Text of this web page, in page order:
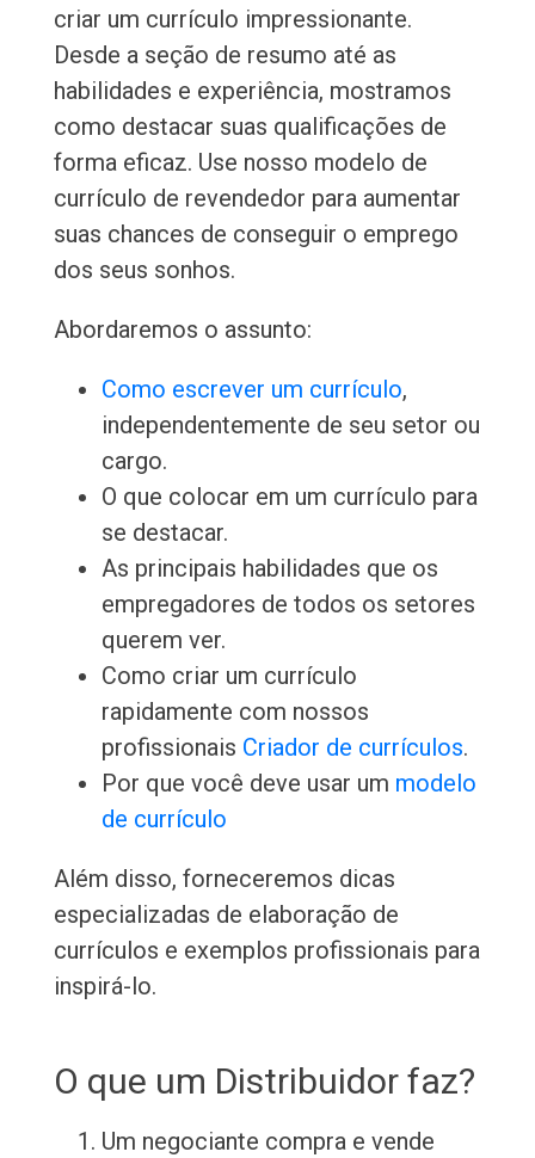
criar um currículo impressionante.
Desde a seção de resumo até as
habilidades e experiência, mostramos
como destacar suas qualificações de
forma eficaz. Use nosso modelo de
currículo de revendedor para aumentar
suas chances de conseguir o emprego
dos seus sonhos.
Abordaremos o assunto:
Como escrever um currículo,
independentemente de seu setor ou
cargo.
O que colocar em um currículo para
se destacar.
As principais habilidades que os
empregadores de todos os setores
querem ver.
Como criar um currículo
rapidamente com nossos
profissionais Criador de currículos.
Por que você deve usar um modelo
de currículo
Além disso, forneceremos dicas
especializadas de elaboração de
currículos e exemplos profissionais para
inspirá-lo.
O que um Distribuidor faz?
Um negociante compra e vende